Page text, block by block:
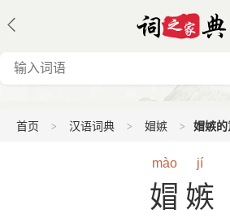
首页 汉语词典 媢嫉 媢嫉
mào jí
媢嫉